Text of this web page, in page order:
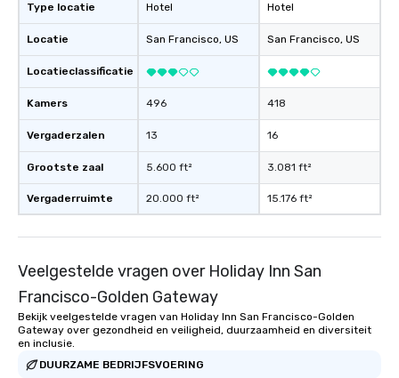
Type locatie
Locatie
Locatieclassificatie
Kamers
Vergaderzalen
Grootste zaal
Vergaderruimte
Hotel
San Francisco, US
496
13
5.600 ft²
20.000 ft²
Hotel
San Francisco, US
418
16
3.081 ft²
15.176 ft²
Veelgestelde vragen over Holiday Inn San
Francisco-Golden Gateway
Bekijk veelgestelde vragen van Holiday Inn San Francisco-Golden
Gateway over gezondheid en veiligheid, duurzaamheid en diversiteit
en inclusie.
DUURZAME BEDRIJFSVOERING